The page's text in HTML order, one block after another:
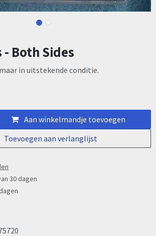
Both Sides
in uitstekende conditie.
Aan winkelmandje toevoegen
Toevoegen aan verlanglijst
30 dagen